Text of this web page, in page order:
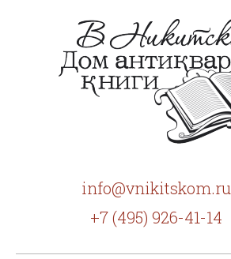
info@vnikitskom.ru
+7 (495) 926-41-14